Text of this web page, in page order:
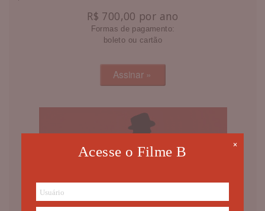
R$ 700,00 por ano
Formas de pagamento:
boleto ou cartão
×
Acesse o Filme B